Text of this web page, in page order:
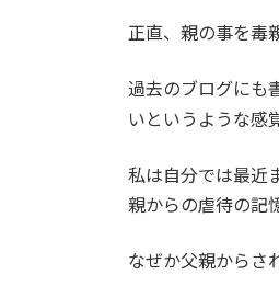
正直、親の事を毒
過去のブログにも
いというような感
私は自分では最近
親からの虐待の記
なぜか父親からさ